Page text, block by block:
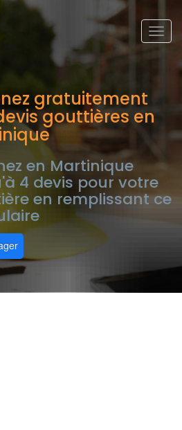
gratuitement
gouttières en
en Martinique
4 devis pour votre
en remplissant ce